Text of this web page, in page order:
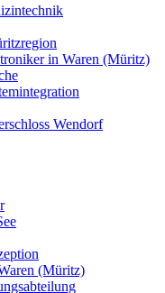
in Waren (Müritz)
Wendorf
(Müritz)